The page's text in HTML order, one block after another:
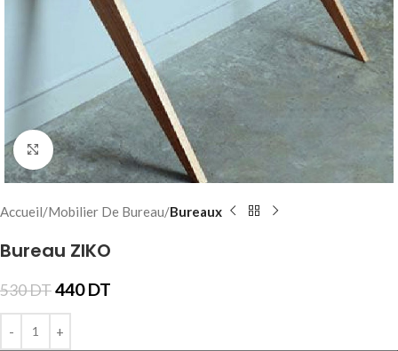
Click to enlarge
Accueil Mobilier De Bureau Bureaux
Bureau ZIKO
530DT440DT